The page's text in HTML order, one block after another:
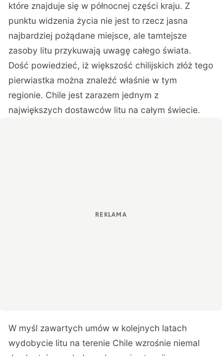
które znajduje się w północnej części kraju. Z
punktu widzenia życia nie jest to rzecz jasna
najbardziej pożądane miejsce, ale tamtejsze
zasoby litu przykuwają uwagę całego świata.
Dość powiedzieć, iż większość chilijskich złóż tego
pierwiastka można znaleźć właśnie w tym
regionie. Chile jest zarazem jednym z
największych dostawców litu na całym świecie.
W myśl zawartych umów w kolejnych latach
wydobycie litu na terenie Chile wzrośnie niemal